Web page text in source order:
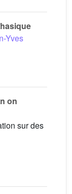
Yves
on
sur des